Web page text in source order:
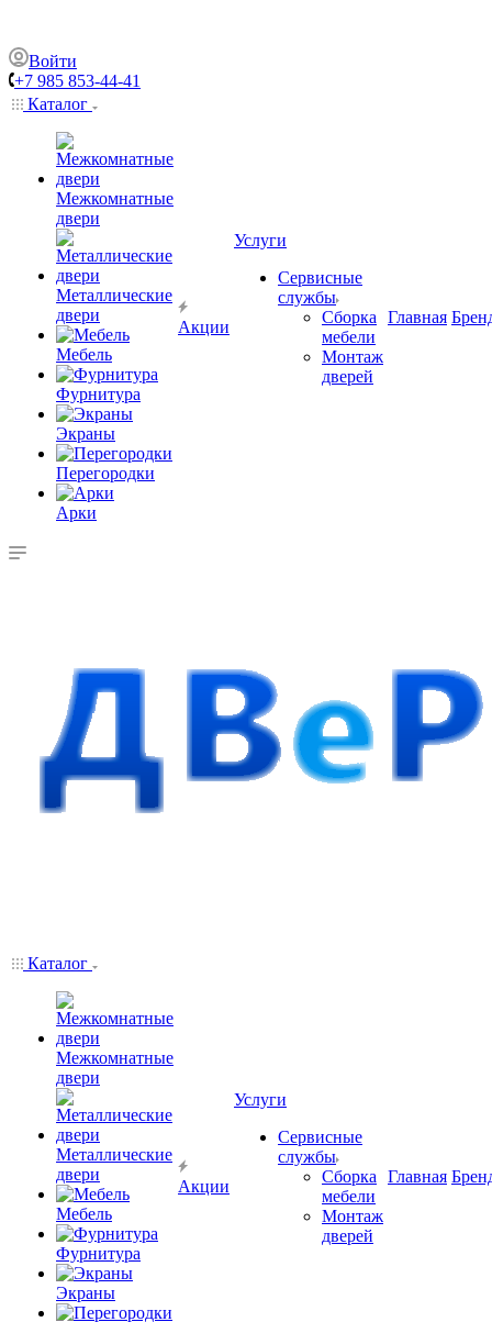
Войти
+7 985 853-44-41
Каталог
Межкомнатные
двери
Металлические
двери
Мебель
Фурнитура
Экраны
Перегородки
Арки
Акции
Услуги
Сервисные
службы
Сборка
мебели
Монтаж
дверей
Главная
Каталог
Межкомнатные
двери
Металлические
двери
Мебель
Фурнитура
Экраны
Акции
Услуги
Сервисные
службы
Сборка
мебели
Монтаж
дверей
Главная